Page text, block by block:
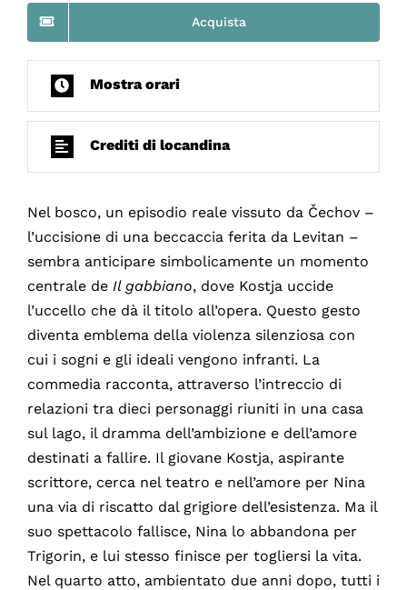
Acquista
Mostra orari
Crediti di locandina
Nel bosco, un episodio reale vissuto da Čechov –
l’uccisione di una beccaccia ferita da Levitan –
sembra anticipare simbolicamente un momento
centrale de Il gabbiano, dove Kostja uccide
l’uccello che dà il titolo all’opera. Questo gesto
diventa emblema della violenza silenziosa con
cui i sogni e gli ideali vengono infranti. La
commedia racconta, attraverso l’intreccio di
relazioni tra dieci personaggi riuniti in una casa
sul lago, il dramma dell’ambizione e dell’amore
destinati a fallire. Il giovane Kostja, aspirante
scrittore, cerca nel teatro e nell’amore per Nina
una via di riscatto dal grigiore dell’esistenza. Ma il
suo spettacolo fallisce, Nina lo abbandona per
Trigorin, e lui stesso finisce per togliersi la vita.
Nel quarto atto, ambientato due anni dopo, tutti i